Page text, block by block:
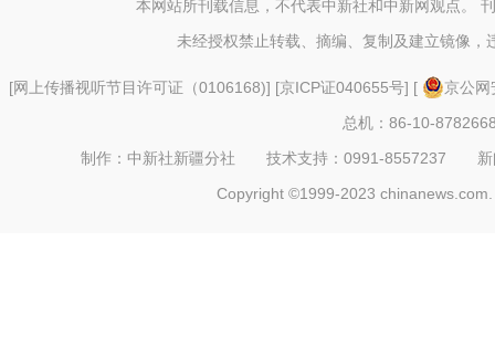
本网站所刊载信息，不代表中新社和中新网观点。
未经授权禁止转载、摘编、复制及建立镜像，
[网上传播视听节目许可证（0106168)] [京ICP证040655号] [
京公
总机：86-10-
制作：中新社新疆分社 技术支持：0991-8557237
Copyright ©1999-2023